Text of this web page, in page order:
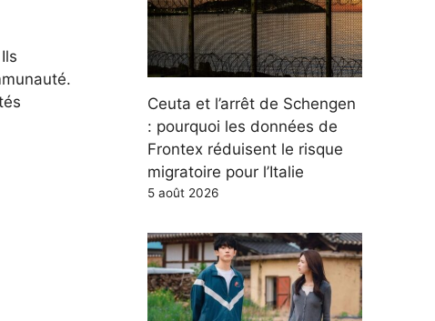
Ceuta et l’arrêt de Schengen
: pourquoi les données de
Frontex réduisent le risque
migratoire pour l’Italie
5 août 2026